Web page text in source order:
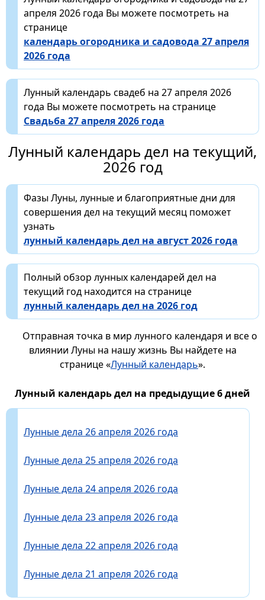
апреля 2026 года Вы можете посмотреть на
странице
календарь огородника и садовода 27 апреля
2026 года
Лунный календарь свадеб на 27 апреля 2026
года Вы можете посмотреть на странице
Свадьба 27 апреля 2026 года
Лунный календарь дел на текущий,
2026 год
Фазы Луны, лунные и благоприятные дни для
совершения дел на текущий месяц поможет
узнать
лунный календарь дел на август 2026 года
Полный обзор лунных календарей дел на
текущий год находится на странице
лунный календарь дел на 2026 год
Отправная точка в мир лунного календаря и все о
влиянии Луны на нашу жизнь Вы найдете на
странице «Лунный календарь».
Лунный календарь дел на предыдущие 6 дней
Лунные дела 26 апреля 2026 года
Лунные дела 25 апреля 2026 года
Лунные дела 24 апреля 2026 года
Лунные дела 23 апреля 2026 года
Лунные дела 22 апреля 2026 года
Лунные дела 21 апреля 2026 года